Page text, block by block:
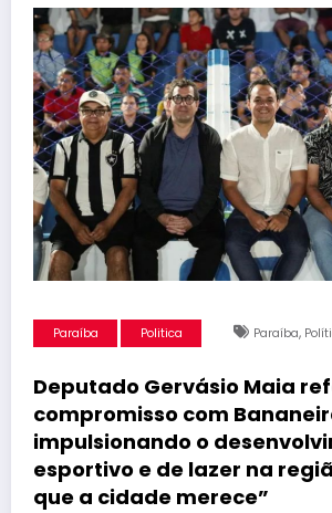
Paraíba Politica Paraíba,
Deputado Gervásio Maia
compromisso com
impulsionando o
esportivo e de lazer na
que a cidade merece”